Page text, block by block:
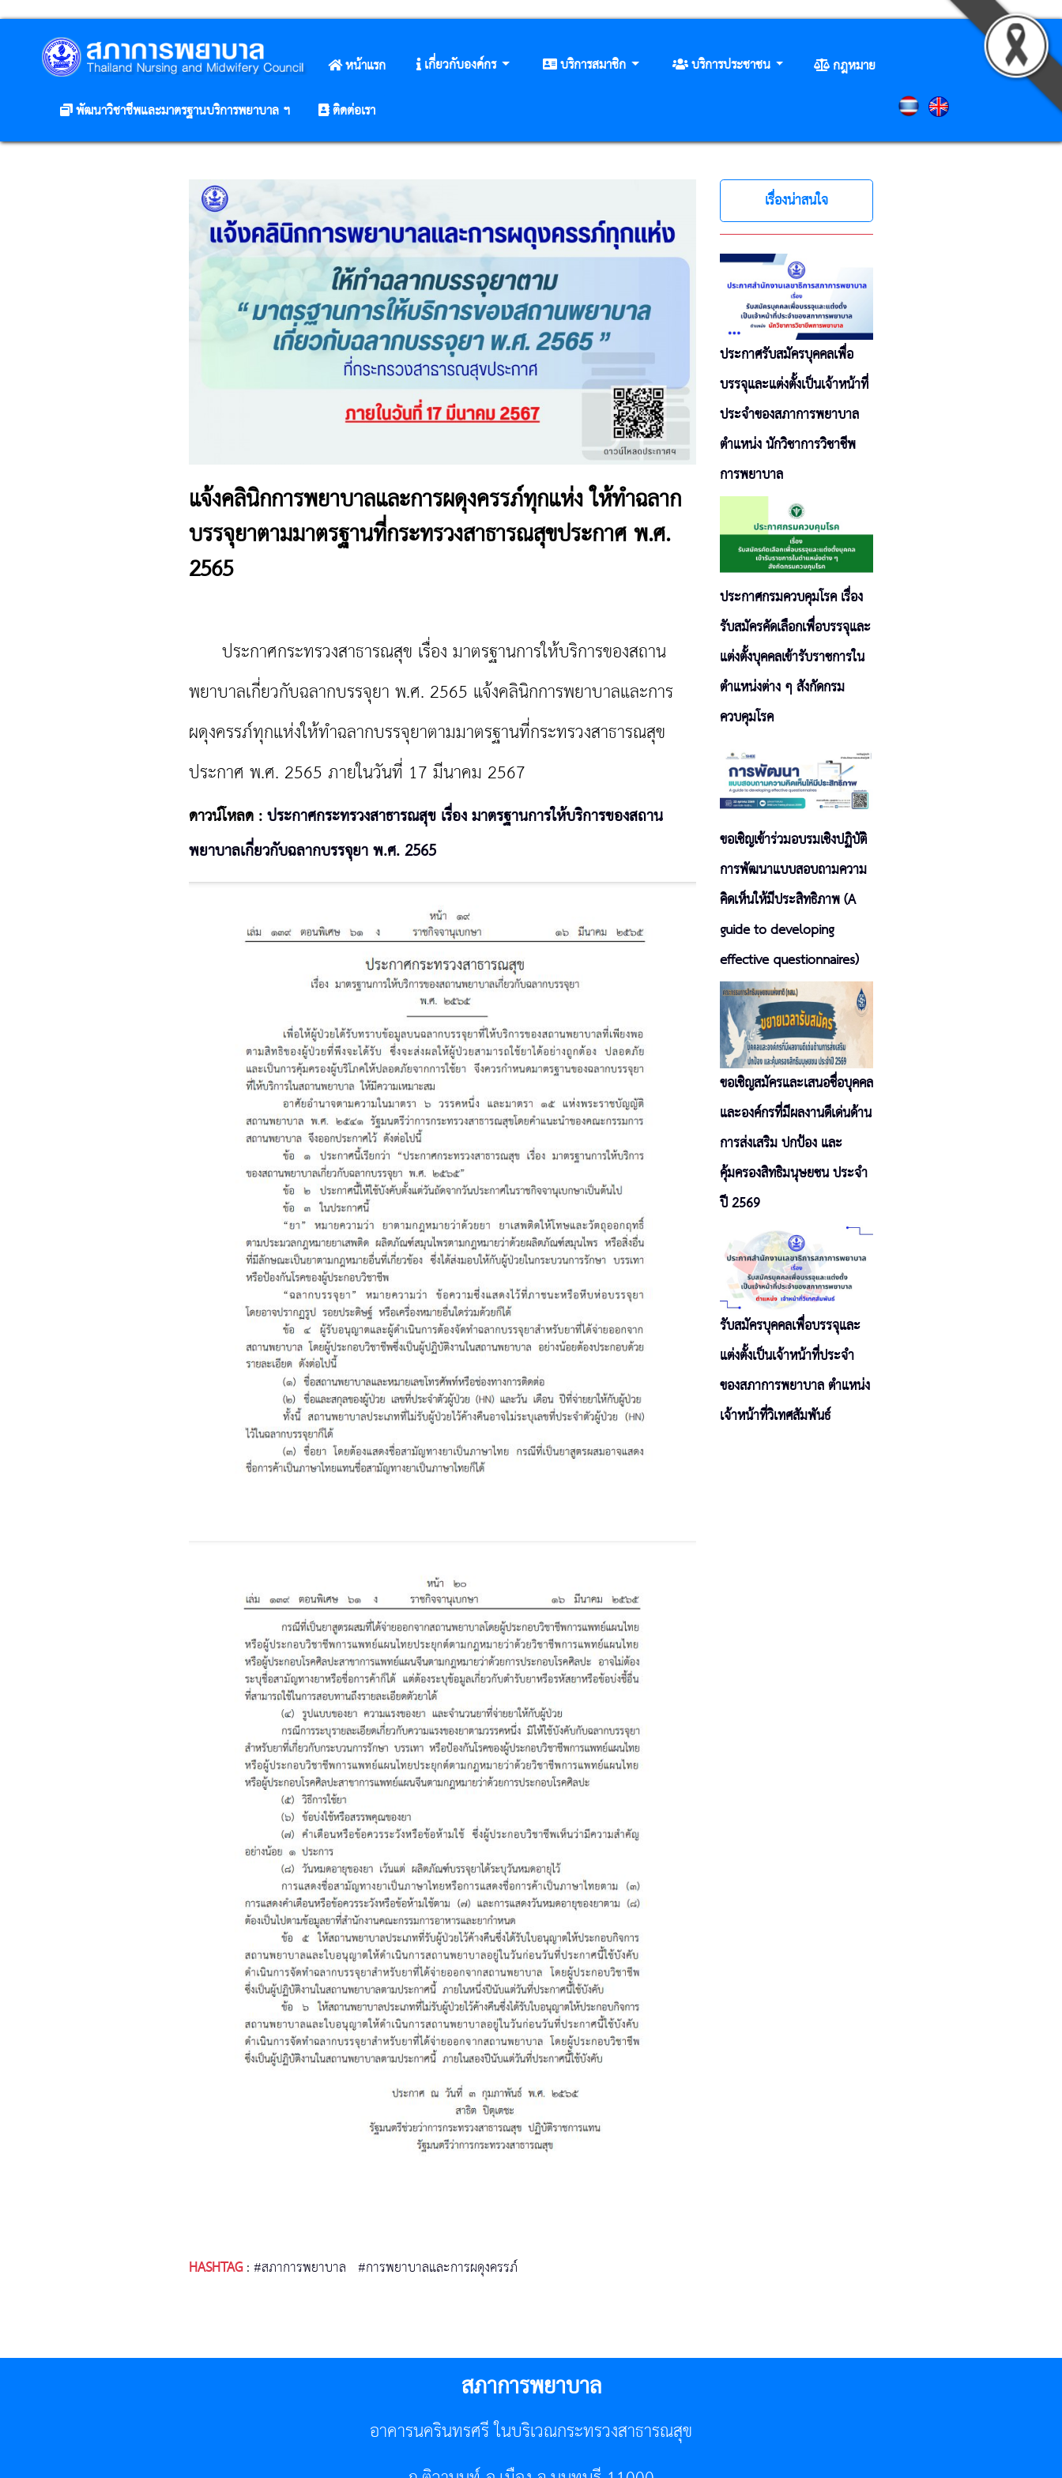
หน้าแรก เกี่ยวกับองค์กร บริการสมาชิก บริการประชาชน
กฎหมาย
พัฒนาวิชาชีพและมาตรฐานบริการพยาบาล ฯ
ติดต่อเรา
แจ้งคลินิกการพยาบาลและการผดุงครรภ์ทุกแห่ง ให้ทำฉลาก
บรรจุยาตามมาตรฐานที่กระทรวงสาธารณสุขประกาศ พ.ศ.
2565
ประกาศกระทรวงสาธารณสุข เรื่อง มาตรฐานการให้บริการของสถาน
พยาบาลเกี่ยวกับฉลากบรรจุยา พ.ศ. 2565 แจ้งคลินิกการพยาบาลและการ
ผดุงครรภ์ทุกแห่งให้ทำฉลากบรรจุยาตามมาตรฐานที่กระทรวงสาธารณสุข
ประกาศ พ.ศ. 2565 ภายในวันที่ 17 มีนาคม 2567
ดาวน์โหลด :ประกาศกระทรวงสาธารณสุข เรื่อง มาตรฐานการให้บริการของสถาน
พยาบาลเกี่ยวกับฉลากบรรจุยา พ.ศ. 2565
HASHTAG:#สภาการพยาบาล #การพยาบาลและการผดุงครรภ์
เรื่องน่าสนใจ
ประกาศรับสมัครบุคคลเพื่อ
บรรจุและแต่งตั้งเป็นเจ้าหน้าที่
ประจำของสภาการพยาบาล
ตำแหน่ง นักวิชาการวิชาชีพ
การพยาบาล
ประกาศกรมควบคุมโรค เรื่อง
รับสมัครคัดเลือกเพื่อบรรจุและ
แต่งตั้งบุคคลเข้ารับราชการใน
ตำแหน่งต่าง ๆ สังกัดกรม
ควบคุมโรค
ขอเชิญเข้าร่วมอบรมเชิงปฏิบัติ
การพัฒนาแบบสอบถามความ
คิดเห็นให้มีประสิทธิภาพ (A
guide to developing
effective questionnaires)
ขอเชิญสมัครและเสนอชื่อบุคคล
และองค์กรที่มีผลงานดีเด่นด้าน
การส่งเสริม ปกป้อง และ
คุ้มครองสิทธิมนุษยชน ประจำ
ปี 2569
รับสมัครบุคคลเพื่อบรรจุและ
แต่งตั้งเป็นเจ้าหน้าที่ประจำ
ของสภาการพยาบาล ตำแหน่ง
เจ้าหน้าที่วิเทศสัมพันธ์
สภาการพยาบาล
อาคารนครินทรศรี ในบริเวณกระทรวงสาธารณสุข